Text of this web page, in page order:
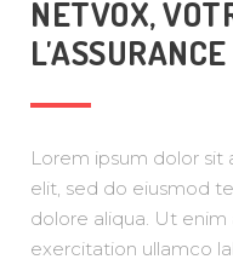
NETVOX,
Lorem ipsum dolor
elit, sed do eiusmod
dolore aliqua. Ut
exercitation ullamco